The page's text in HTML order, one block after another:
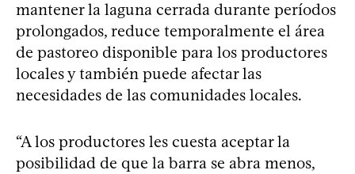
mantener la laguna cerrada durante períodos
prolongados, reduce temporalmente el área
de pastoreo disponible para los productores
locales y también puede afectar las
necesidades de las comunidades locales.
“A los productores les cuesta aceptar la
posibilidad de que la barra se abra menos,